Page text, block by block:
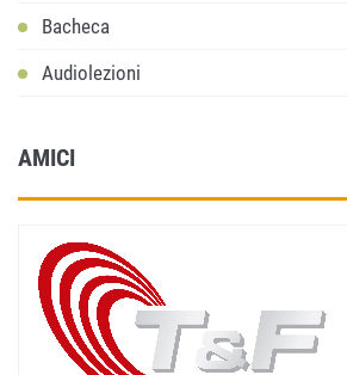
Bacheca
Audiolezioni
AMICI